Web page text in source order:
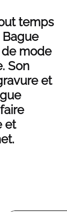
temps
mode
Son
et
et